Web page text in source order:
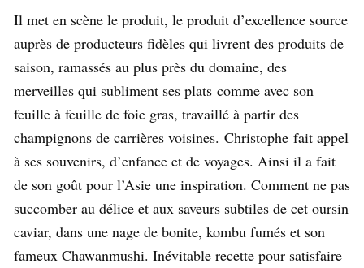
Il met en scène le produit, le produit d’excellence source
auprès de producteurs fidèles qui livrent des produits de
saison, ramassés au plus près du domaine, des
merveilles qui subliment ses plats comme avec son
feuille à feuille de foie gras, travaillé à partir des
champignons de carrières voisines. Christophe fait appel
à ses souvenirs, d’enfance et de voyages. Ainsi il a fait
de son goût pour l’Asie une inspiration. Comment ne pas
succomber au délice et aux saveurs subtiles de cet oursin
caviar, dans une nage de bonite, kombu fumés et son
fameux Chawanmushi. Inévitable recette pour satisfaire